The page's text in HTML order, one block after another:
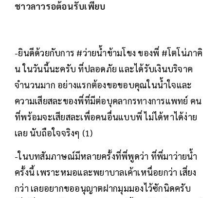
ชาวลาวรอต้อนรับเพียบ
-ยินดีด้วยกับการ #ว่ายน้ำข้ามโขง ของพี่ #โตโน่ภาคิ
น ในวันนี้นะครับ ที่ปลอดภัย และได้รับเงินบริจาค
จำนวนมาก อย่างแรกต้องขอขอบคุณในน้ำใจและ
ความเสียสละของพี่ที่มีต่อบุคลากรทางการแพทย์ คน
ที่พร้อมจะเสียสละเพื่อคนอื่นแบบพี่ ไม่ได้หาได้ง่าย
เลย นับถือใจจริงๆ (1)
-ในบทสัมภาษณ์มีหลายครั้งที่พี่พูดว่า ที่พี่มาว่ายน้ำ
ครั้งนี้ เพราะหมอและพยาบาลเค้าเหนื่อยกว่า เสี่ยง
กว่า เลยอยากขออนุญาตฝากมุมมองไว้ซักนิดครับ